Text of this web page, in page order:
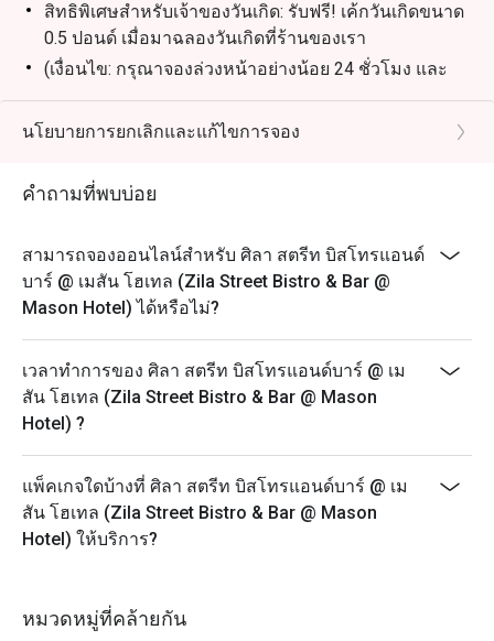
สิทธิพิเศษสำหรับเจ้าของวันเกิด: รับฟรี! เค้กวันเกิดขนาด
0.5 ปอนด์ เมื่อมาฉลองวันเกิดที่ร้านของเรา
(เงื่อนไข: กรุณาจองล่วงหน้าอย่างน้อย 24 ชั่วโมง และ
ระบุข้อความ "ฉลองวันเกิด" ในรายละเอียดการจอง)
นโยบายการยกเลิกและแก้ไขการจอง
คำถามที่พบบ่อย
สามารถจองออนไลน์สำหรับ ศิลา สตรีท บิสโทรแอนด์
บาร์ @ เมสัน โฮเทล (Zila Street Bistro & Bar @
Mason Hotel) ได้หรือไม่?
เวลาทำการของ ศิลา สตรีท บิสโทรแอนด์บาร์ @ เม
สัน โฮเทล (Zila Street Bistro & Bar @ Mason
Hotel) ?
แพ็คเกจใดบ้างที่ ศิลา สตรีท บิสโทรแอนด์บาร์ @ เม
สัน โฮเทล (Zila Street Bistro & Bar @ Mason
Hotel) ให้บริการ?
หมวดหมู่ที่คล้ายกัน